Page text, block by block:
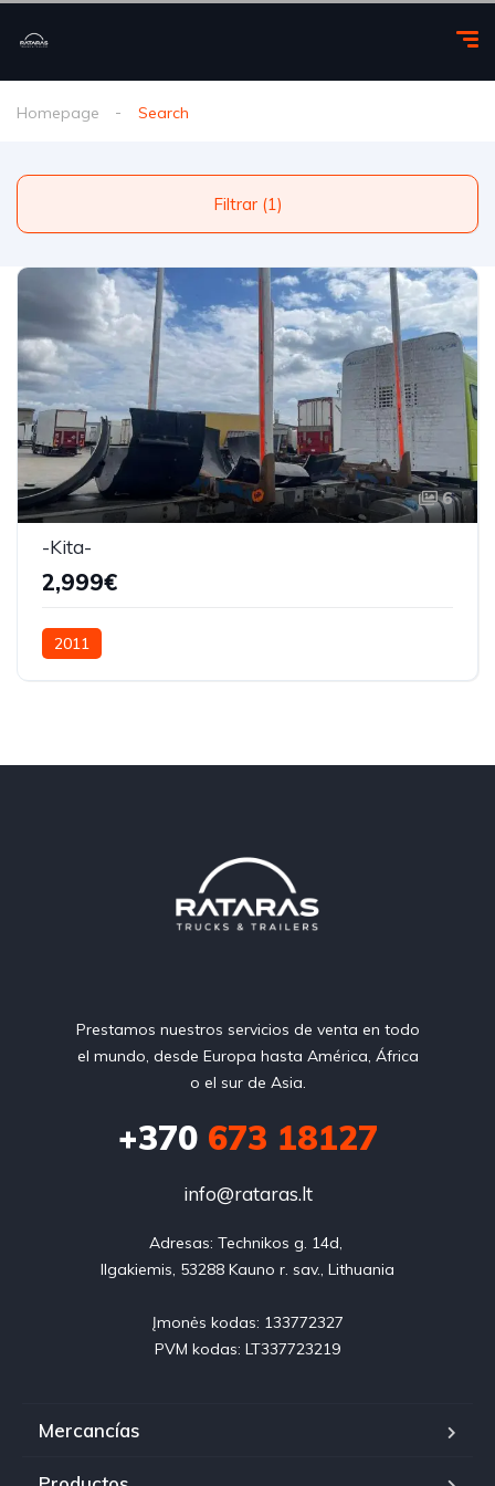
Homepage Search
Filtrar (1)
6
-Kita-
2,999€
2011
Prestamos nuestros servicios de venta en todo
el mundo, desde Europa hasta América, África
o el sur de Asia.
+370673 18127
info@rataras.lt
Adresas: Technikos g. 14d,
Ilgakiemis, 53288 Kauno r. sav., Lithuania
Įmonės kodas: 133772327
PVM kodas: LT337723219
Mercancías